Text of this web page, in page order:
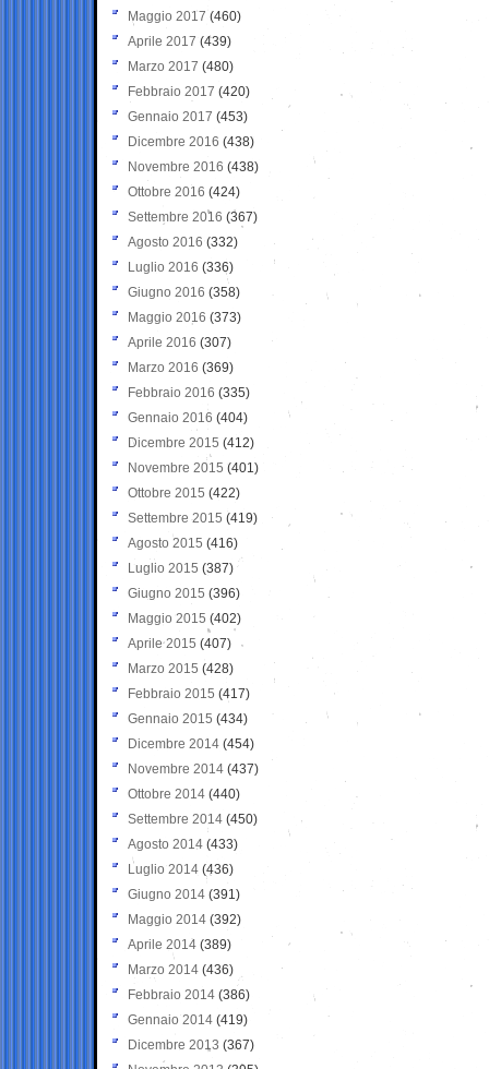
Maggio 2017 (460)
Aprile 2017 (439)
Marzo 2017 (480)
Febbraio 2017 (420)
Gennaio 2017 (453)
Dicembre 2016 (438)
Novembre 2016 (438)
Ottobre 2016 (424)
Settembre 2016 (367)
Agosto 2016 (332)
Luglio 2016 (336)
Giugno 2016 (358)
Maggio 2016 (373)
Aprile 2016 (307)
Marzo 2016 (369)
Febbraio 2016 (335)
Gennaio 2016 (404)
Dicembre 2015 (412)
Novembre 2015 (401)
Ottobre 2015 (422)
Settembre 2015 (419)
Agosto 2015 (416)
Luglio 2015 (387)
Giugno 2015 (396)
Maggio 2015 (402)
Aprile 2015 (407)
Marzo 2015 (428)
Febbraio 2015 (417)
Gennaio 2015 (434)
Dicembre 2014 (454)
Novembre 2014 (437)
Ottobre 2014 (440)
Settembre 2014 (450)
Agosto 2014 (433)
Luglio 2014 (436)
Giugno 2014 (391)
Maggio 2014 (392)
Aprile 2014 (389)
Marzo 2014 (436)
Febbraio 2014 (386)
Gennaio 2014 (419)
Dicembre 2013 (367)